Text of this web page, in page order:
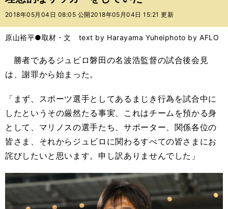
バ
2018年05月04日 08:05 公開 2018年05月04日 15:21 更新
原山裕平●取材・文 text by Harayama Yuheiphoto by AFLO
勝者であるジュビロ磐田の名波浩監督の試合後会見
は、謝罪から始まった。
「まず、スポーツ選手としてあるまじき行為を試合中に
したというその厳然たる事実、これはチームを預かる身
として、マリノスの選手たち、サポーター、関係各位の
皆さま、それからジュビロに関わるすべての皆さまにお
詫びしたいと思います。申し訳ありませんでした」